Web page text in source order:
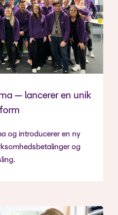
— lancerer en unik
og introducerer en ny
og